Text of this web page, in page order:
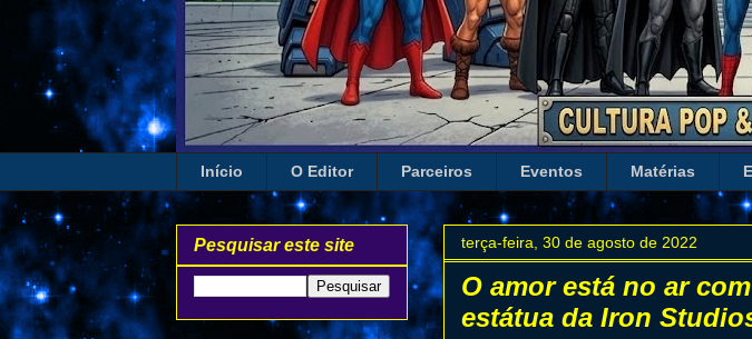
Início O Editor Parceiros Eventos Matérias
terça-feira, 30 de agosto de 2022
O amor está no ar
estátua da Iron
Pesquisar este site